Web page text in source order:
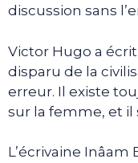
discussion sans
Victor Hugo a écrit
disparu de la
erreur. Il existe
sur la femme, et il
L’écrivaine